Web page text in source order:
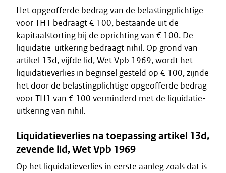
Het opgeofferde bedrag van de belastingplichtige
voor TH1 bedraagt € 100, bestaande uit de
kapitaalstorting bij de oprichting van € 100. De
liquidatie-uitkering bedraagt nihil. Op grond van
artikel 13d, vijfde lid, Wet Vpb 1969, wordt het
liquidatieverlies in beginsel gesteld op € 100, zijnde
het door de belastingplichtige opgeofferde bedrag
voor TH1 van € 100 verminderd met de liquidatie-
uitkering van nihil.
Liquidatieverlies na toepassing artikel 13d,
zevende lid, Wet Vpb 1969
Op het liquidatieverlies in eerste aanleg zoals dat is